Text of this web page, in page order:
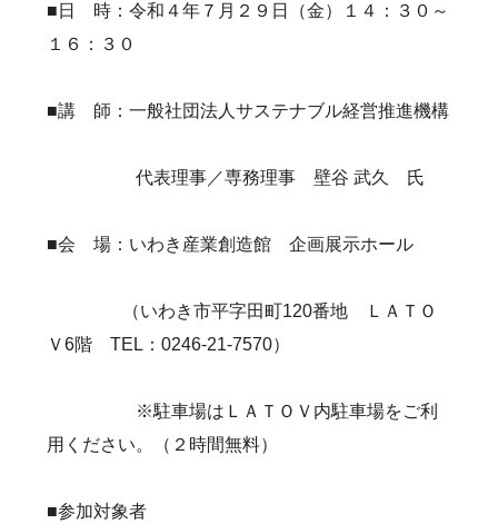
■日 時：令和４年７月２９日（金）１４：３０～
１６：３０
■講 師：一般社団法人サステナブル経営推進機構
代表理事／専務理事 壁谷 武久 氏
■会 場：いわき産業創造館 企画展示ホール
（いわき市平字田町120番地 ＬＡＴＯ
Ｖ6階 TEL：0246-21-7570）
※駐車場はＬＡＴＯＶ内駐車場をご利
用ください。（２時間無料）
■参加対象者